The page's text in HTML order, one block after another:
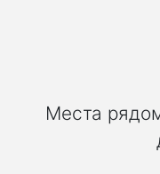
Места